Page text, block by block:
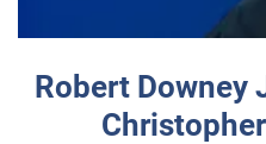
Robert Downey